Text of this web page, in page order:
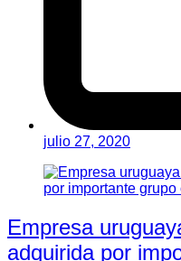
julio 27, 2020
Empresa
adquirida por